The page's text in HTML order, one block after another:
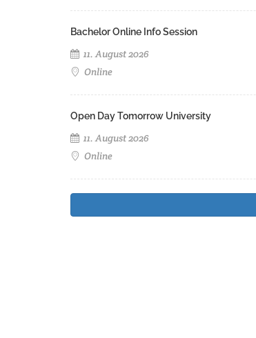
Bachelor Online Info Session
11. August 2026
Online
Open Day Tomorrow University
11. August 2026
Online